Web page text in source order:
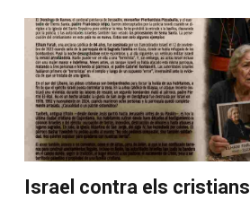
Israel contra els cristians